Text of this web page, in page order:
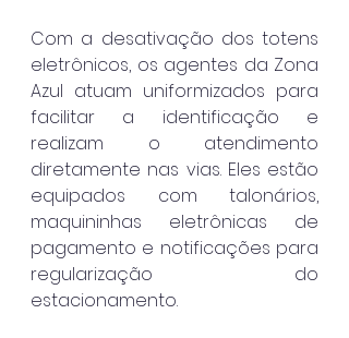
Com a desativação dos totens
eletrônicos, os agentes da Zona
Azul atuam uniformizados para
facilitar a identificação e
realizam o atendimento
diretamente nas vias. Eles estão
equipados com talonários,
maquininhas eletrônicas de
pagamento e notificações para
regularização do
estacionamento.